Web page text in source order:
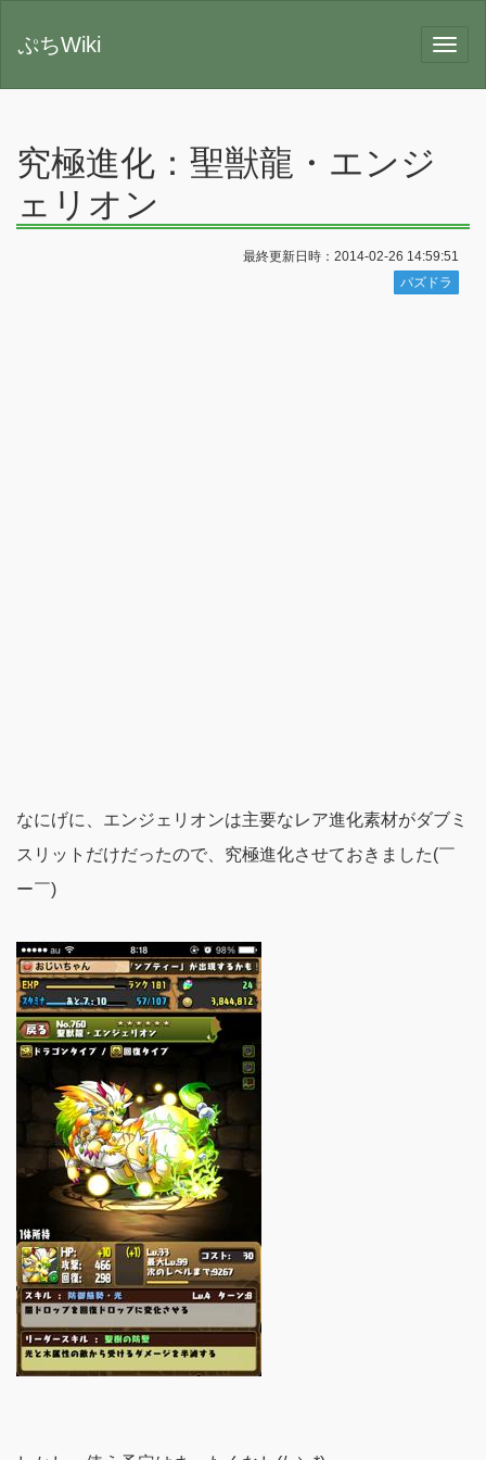
ぷちWiki
究極進化：聖獣龍・エンジ
ェリオン
最終更新日時：2014-02-26 14:59:51
パズドラ
なにげに、エンジェリオンは主要なレア進化素材がダブミ
スリットだけだったので、究極進化させておきました(￣
ー￣)